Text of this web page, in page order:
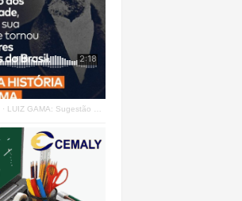
· LUIZ GAMA: Sugestão Outro Olhar